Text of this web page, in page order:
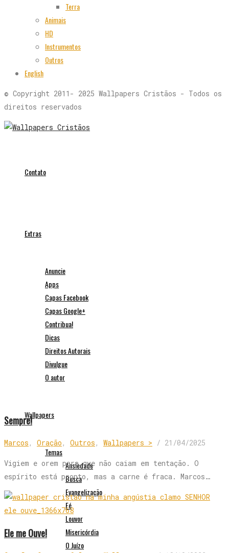
Terra
Animais
HD
Instrumentos
Outros
English
© Copyright 2011- 2025 Wallpapers Cristãos - Todos os
direitos reservados
Contato
Extras
Anuncie
Apps
Capas Facebook
Capas Google+
Contribua!
Dicas
Direitos Autorais
Divulgue
O autor
Wallpapers
Temas
Ansiedade
Busca
Evangelização
Fé
Louvor
Misericórdia
O Juízo
Sempre!
Marcos , Oração , Outros , Wallpapers > / 21/04/2025
Vigiem e orem para que não caiam em tentação. O
espírito está pronto, mas a carne é fraca. Marcos…
Ele me Ouve!